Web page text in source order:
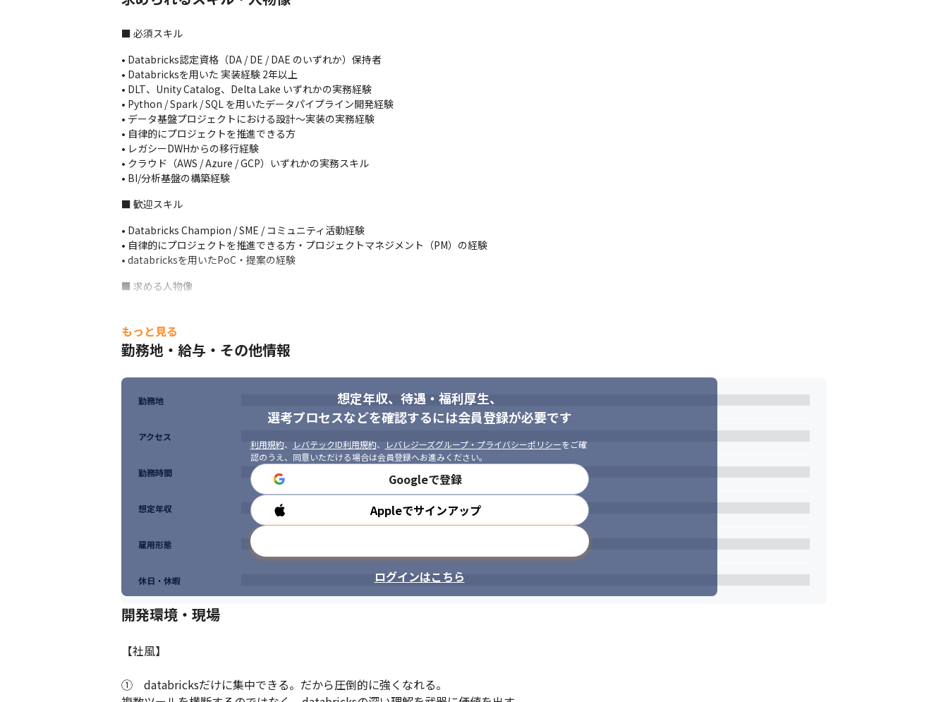
■ 必須スキル
• Databricks認定資格（DA / DE / DAE のいずれか）保持者
• Databricksを用いた 実装経験 2年以上
• DLT、Unity Catalog、Delta Lake いずれかの実務経験
• Python / Spark / SQL を用いたデータパイプライン開発経験
• データ基盤プロジェクトにおける設計〜実装の実務経験
• 自律的にプロジェクトを推進できる方
• レガシーDWHからの移行経験
• クラウド（AWS / Azure / GCP）いずれかの実務スキル
• BI/分析基盤の構築経験
■ 歓迎スキル
• Databricks Champion / SME / コミュニティ活動経験
• 自律的にプロジェクトを推進できる方・プロジェクトマネジメント（PM）の経験
• databricksを用いたPoC・提案の経験
■ 求める人物像
• 常に新しいdatabricks機能への学習意欲が高い方
• プロジェクト推進力があり自走できる方
• 少数精鋭チームで成長・価値貢献に興味がある方
もっと見る
勤務地・給与・その他情報
想定年収、待遇・福利厚生、
選考プロセスなどを確認するには会員登録が必要です
利用規約、 レバテックID利用規約、 レバレジーズグループ・プライバシーポリシーをご確
認のうえ、同意いただける場合は会員登録へお進みください。
Googleで登録
Appleでサインアップ
ログインはこちら
勤務地
アクセス
勤務時間
想定年収
雇用形態
休日・休暇
開発環境・現場
【社風】
①　databricksだけに集中できる。だから圧倒的に強くなれる。